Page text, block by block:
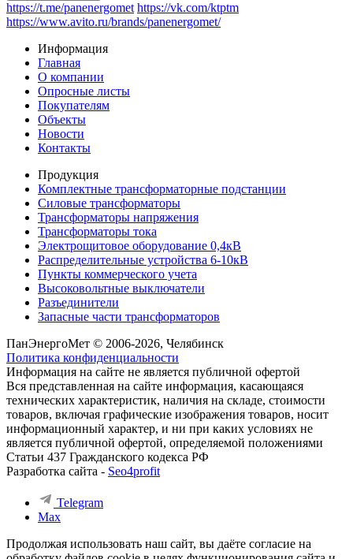
https://t.me/panenergomet https://vk.com/ktptm
https://www.avito.ru/brands/panenergomet/
Информация
Главная
О компании
Опросные листы
Покупателям
Объекты
Новости
Контакты
Продукция
Комплектные трансформаторные подстанции
Силовые трансформаторы
Трансформаторы напряжения
Трансформаторы тока
Электрощитовое оборудование 0,4кВ
Распределительные устройства 6-10кВ
Пункты коммерческого учета
Высоковольтные выключатели
Разъединители
Запасные части трансформаторов
ПанЭнергоМет © 2006-2026, Челябинск
Политика конфиденциальности
Информация на сайте не является публичной офертой
Вся представленная на сайте информация, касающаяся
технических характеристик, наличия на складе, стоимости
товаров, включая графические изображения товаров, носит
информационный характер, и ни при каких условиях не
является публичной офертой, определяемой положениями
Статьи 437 Гражданского кодекса РФ
Разработка сайта - Seo4profit
Telegram
Max
Продолжая использовать наш сайт, вы даёте согласие на